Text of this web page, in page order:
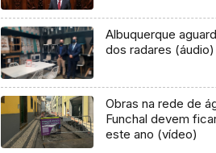
Albuquerque
dos radares (áudio)
Obras na rede de
Funchal devem
este ano (vídeo)